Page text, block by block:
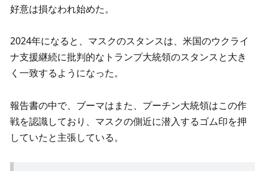
好意は損なわれ始めた。
2024年になると、マスクのスタンスは、米国のウクライ
ナ支援継続に批判的なトランプ大統領のスタンスと大き
く一致するようになった。
報告書の中で、ブーマはまた、プーチン大統領はこの作
戦を認識しており、マスクの側近に潜入するゴム印を押
していたと主張している。